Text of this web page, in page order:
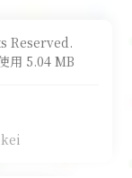
Reserved.
用 5.04 MB